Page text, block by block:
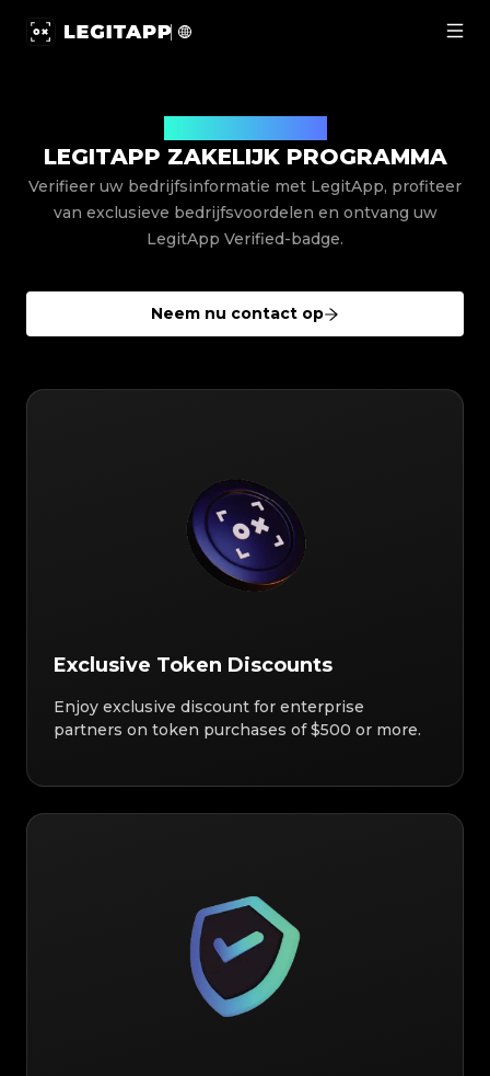
LEGITAPP ZAKELIJK PROGRAMMA
Verifieer uw bedrijfsinformatie met LegitApp, profiteer
van exclusieve bedrijfsvoordelen en ontvang uw
LegitApp Verified-badge.
Neem nu contact op
Exclusive Token Discounts
Enjoy exclusive discount for enterprise
partners on token purchases of $500 or more.